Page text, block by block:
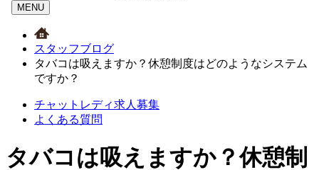
MENU
スタッフブログ
タバコは吸えますか？休憩制度はどのようなシステム
ですか？
チャットレディ求人募集
よくある質問
タバコは吸えますか？休憩制